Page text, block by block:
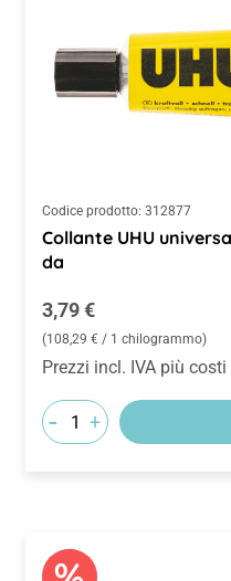
Codice prodotto: 312877
Collante UHU
da
Prezzo normale:
3,79 €
(108,29 € / 1 chilogrammo)
Prezzi incl. IVA più
- +